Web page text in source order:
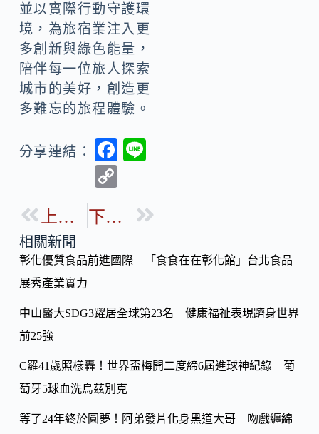
並以實際行動守護環
境，為旅宿業注入更
多創新與綠色能量，
陪伴每一位旅人探索
城市的美好，創造更
多難忘的旅程體驗。
分享連結：
F
b
o
p
Li
k
上一篇 下一篇
相關新聞
彰化優質食品前進國際 「食食在在彰化館」台北食品
展秀產業實力
中山醫大SDG3躍居全球第23名 健康福祉表現躋身世界
前25強
C羅41歲照樣轟！世界盃梅開二度締6屆進球神紀錄 葡
萄牙5球血洗烏茲別克
等了24年終於圓夢！阿弟發片化身黑道大哥 吻戲纏綿